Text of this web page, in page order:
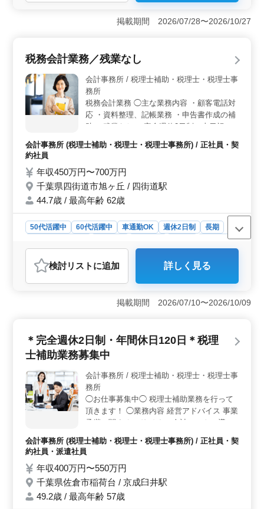
＜実務経験者歓迎＞ 会計事務所での実務経験が5年以上
ある方を積極的に募集しています。決算書や税務申告書
の作成、年末調整、税務相談など、幅広い業務に携わる
集中し、効率的に作業を進めることができます。プライ
ベートの時間も大切にしながら、仕事に取り組むことが
できます。 この求人は、千葉県千葉市緑区平川町に
ある会計事務所での税理士補助業務の募集です。年収は
300万円〜500万円で、週5日勤務です。就業時間は
9:00〜16:00で、休憩時間は60分です。残業はなく、ワー
掲載期間 2026/07/28〜2026/10/27
税務会計業務／残業なし
会計事務所 / 税理士補助・税理士・税理士事
務所
税務会計業務 ◯主な業務内容 ・顧客電話対
応 ・資料整理、記帳業務 ・申告書作成の補
助 ＊残業なし ＊完全週休2日制（土日祝休
み） ＊年間休日120日 ＊交通費実費支給
（上限なし） ＊賞与あり 会計事務所での勤
てきたスキルや知識を存分に活かせます。
会計事務所 (税理士補助・税理士・税理士事務所) / 正社員・契
約社員
年収450万円〜700万円
千葉県四街道市旭ヶ丘 / 四街道駅
44.7歳 / 最高年齢 62歳
50代活躍中 60代活躍中 車通勤OK 週休2日制
長期
契約社員
おすすめポイント
＜経験を活かせる税務会計業務＞ 顧客対応や資料整
理、記帳業務、申告書作成補助を担当します。会計事務
所での経験を活かし、即戦力として活躍できます。
です。完全週休2日制（土日祝休み）・年間休日120日
で、十分な休みを取りながらプライベートとも両立しや
＞ マイカー通勤が可能です。交通費実費支給（上限な
し）や賞与があり、各種保険完備で安心して勤務できる
待遇がそろっています。
検討リスト に追加 詳しく見る
掲載期間 2026/07/10〜2026/10/09
＊完全週休2日制・年間休日120日＊税理
士補助業務募集中
会計事務所 / 税理士補助・税理士・税理士事
務所
◯お仕事募集中◯ 税理士補助業務を行って
頂きます！ ◯業務内容 経営アドバイス 事業
承継に関するアドバイス 会計ソフトの導入
サポート 各種税務申告書類の作成及び税務
相談業務 相続対策～相続税申告業務 等 ◯備
考 完全週休2日制 駅徒歩圏内 車通勤可能 年
間休日120日 ベテラン経験者歓迎 年齢では
なくベテラン経験者を求めてます！ 皆様の
ご応募お待ちしております！
会計事務所 (税理士補助・税理士・税理士事務所) / 正社員・契
約社員・派遣社員
年収400万円〜550万円
千葉県佐倉市稲荷台 / 京成臼井駅
49.2歳 / 最高年齢 57歳